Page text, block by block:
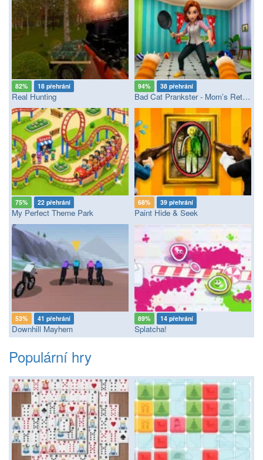
82% 18 přehrání
Real Hunting
94% 38 přehrání
Bad Cat Prankster - Mom’s Return
75% 22 přehrání
My Perfect Theme Park
68% 39 přehrání
Paint Hide & Seek
53% 41 přehrání
Downhill Mayhem
89% 14 přehrání
Splatcha!
Populární hry